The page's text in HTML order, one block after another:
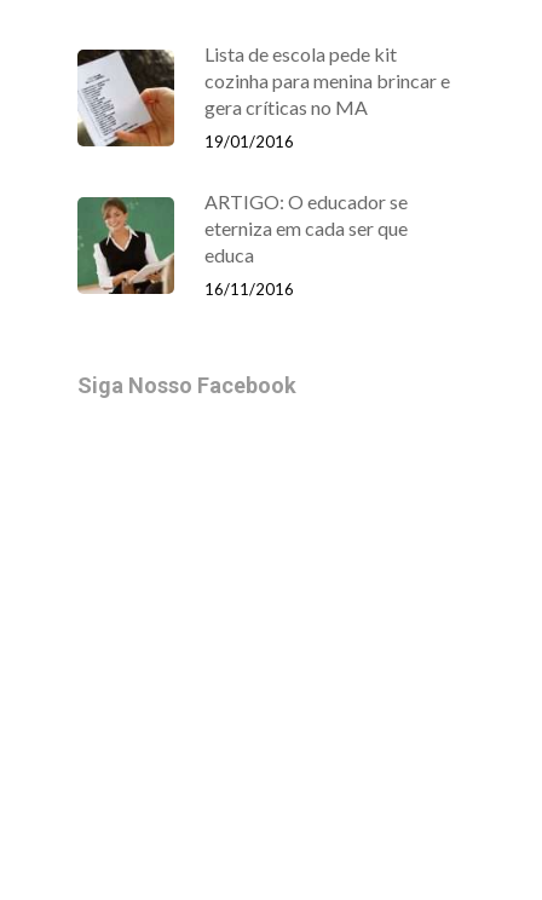
Lista de escola pede kit
cozinha para menina brincar e
gera críticas no MA
19/01/2016
ARTIGO: O educador se
eterniza em cada ser que
educa
16/11/2016
Siga Nosso Facebook